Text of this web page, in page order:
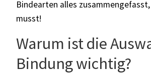
Bindearten alles
musst!
Warum ist die
Bindung wichtig?